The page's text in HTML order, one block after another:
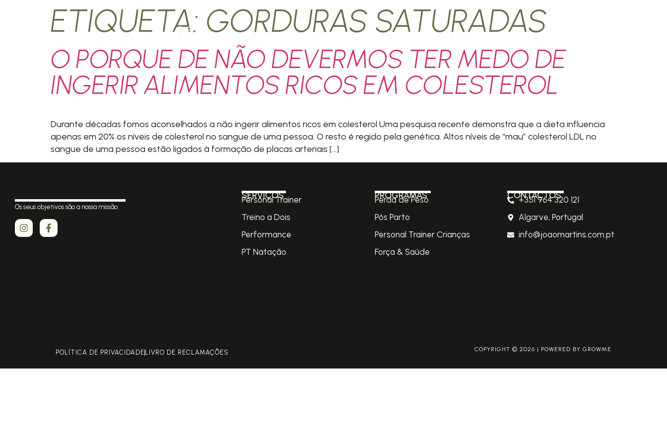
ETIQUETA: GORDURAS SATURADAS
O PORQUE DE NÃO DEVERMOS TER MEDO DE
INGERIR ALIMENTOS RICOS EM COLESTEROL
Durante décadas fomos aconselhados a não ingerir alimentos ricos em colesterol Uma pesquisa recente demonstra que a dieta influencia
apenas em 20% os níveis de colesterol no sangue de uma pessoa. O resto é regido pela genética. Altos níveis de “mau” colesterol LDL no
sangue de uma pessoa estão ligados à formação de placas arteriais […]
Os seus objetivos são a nossa missão.
SERVIÇOS
Personal Trainer
Treino a Dois
Performance
PT Natação
PROGRAMAS
Perda de Peso
Pós Parto
Personal Trainer Crianças
Força & Saúde
CONTACTOS
+351 964 320 121
Algarve, Portugal
info@joaomartins.com.pt
POLÍTICA DE PRIVACIDADE LIVRO DE RECLAMAÇÕES COPYRIGHT © 2026 | POWERED BY GROWME